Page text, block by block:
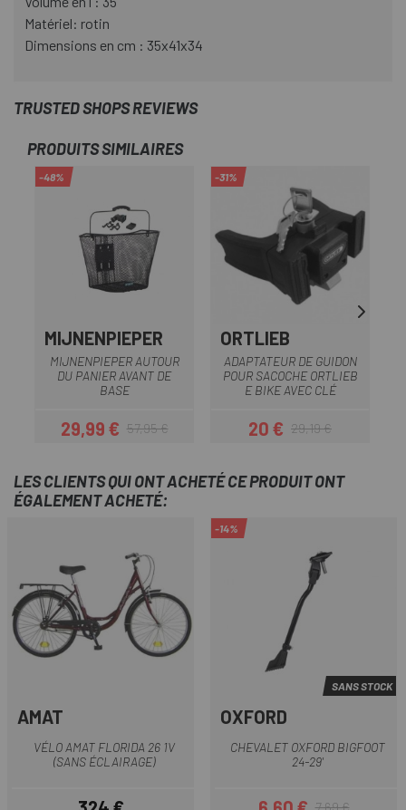
Matériel: rotin
Dimensions en cm : 35x41x34
TRUSTED SHOPS REVIEWS
PRODUITS SIMILAIRES
-48%
MIJNENPIEPER
MIJNENPIEPER AUTOUR
DU PANIER AVANT DE
BASE
Prix
29,99 €Prix habituel
57,95 €
-31%
ORTLIEB
ADAPTATEUR DE GUIDON
POUR SACOCHE ORTLIEB
E BIKE AVEC CLÉ
Prix
20 € Prix habituel
29,19 €
LES CLIENTS QUI ONT ACHETÉ CE PRODUIT ONT
ÉGALEMENT ACHETÉ:
AMAT
VÉLO AMAT FLORIDA 26 1V
(SANS ÉCLAIRAGE)
-14%
SANS STOCK
OXFORD
CHEVALET OXFORD BIGFOOT
24-29'
7,69 €